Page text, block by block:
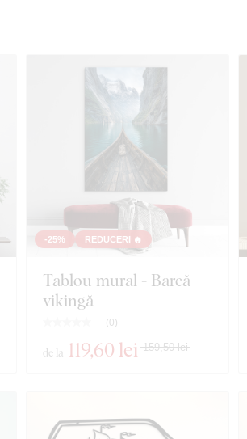
-25% REDUCERI 🔥
Tablou mural - Barcă
vikingă
( 0)
de la 119,60 lei 159,50 lei